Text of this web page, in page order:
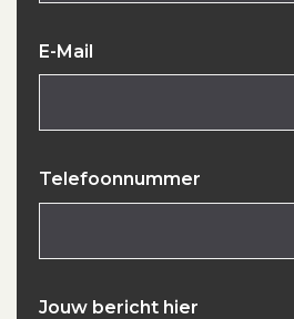
E-Mail
Telefoonnummer
Jouw bericht hier